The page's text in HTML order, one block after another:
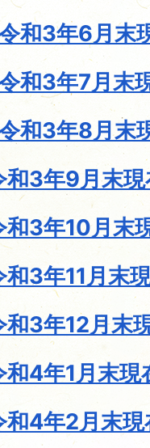
和3年6月末
和3年7月末
和3年8月末
和3年9月末
和3年10月末
3年11月末
3年12月末
4年1月末現
和4年2月末